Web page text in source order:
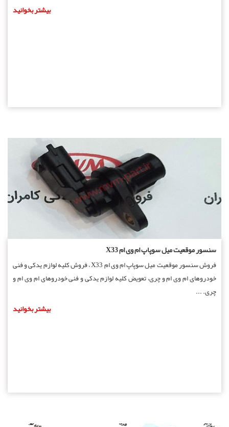
بیشتر بخوانید
سنسور موقعیت میل سوپاپ ام وی ام X33
فروش سنسور موقعیت میل سوپاپ ام وی ام X33 ، فروش کلیه لوازم یدکی و فنی
خودروهای ام وی ام و چری، تعویض کلیه لوازم یدکی و فنی خودروهای ام وی ام و
چری. ...
بیشتر بخوانید